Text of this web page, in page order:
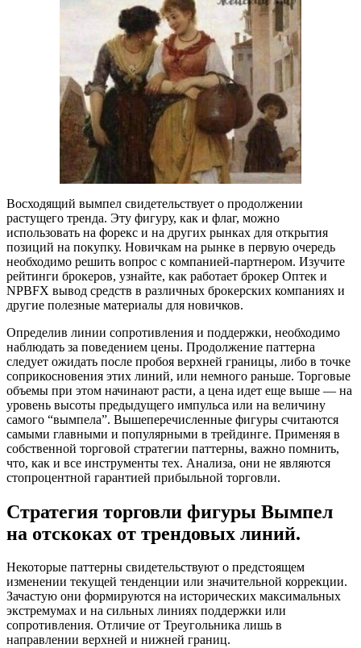
Восходящий вымпел свидетельствует о продолжении
растущего тренда. Эту фигуру, как и флаг, можно
использовать на форекс и на других рынках для открытия
позиций на покупку. Новичкам на рынке в первую очередь
необходимо решить вопрос с компанией-партнером. Изучите
рейтинги брокеров, узнайте, как работает брокер Оптек и
NPBFX вывод средств в различных брокерских компаниях и
другие полезные материалы для новичков.
Определив линии сопротивления и поддержки, необходимо
наблюдать за поведением цены. Продолжение паттерна
следует ожидать после пробоя верхней границы, либо в точке
соприкосновения этих линий, или немного раньше. Торговые
объемы при этом начинают расти, а цена идет еще выше — на
уровень высоты предыдущего импульса или на величину
самого “вымпела”. Вышеперечисленные фигуры считаются
самыми главными и популярными в трейдинге. Применяя в
собственной торговой стратегии паттерны, важно помнить,
что, как и все инструменты тех. Анализа, они не являются
стопроцентной гарантией прибыльной торговли.
Стратегия торговли фигуры Вымпел
на отскоках от трендовых линий.
Некоторые паттерны свидетельствуют о предстоящем
изменении текущей тенденции или значительной коррекции.
Зачастую они формируются на исторических максимальных
экстремумах и на сильных линиях поддержки или
сопротивления. Отличие от Треугольника лишь в
направлении верхней и нижней границ.